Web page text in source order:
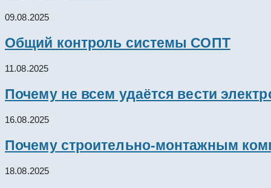
09.08.2025
Общий контроль системы СОПТ
11.08.2025
Почему не всем удаётся вести
16.08.2025
Почему строительно-монтажным
18.08.2025